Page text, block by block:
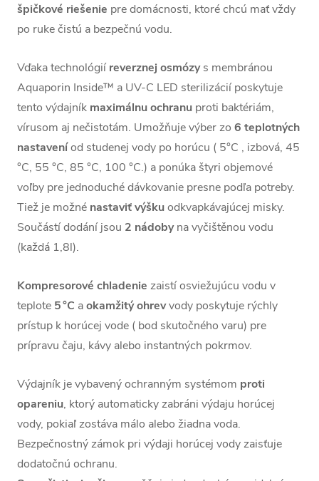
špičkové riešenie pre domácnosti, ktoré chcú mať vždy
po ruke čistú a bezpečnú vodu.
Vďaka technológií reverznej osmózys membránou
Aquaporin Inside™ a UV-C LED sterilizácií poskytuje
tento výdajník maximálnuochranu proti baktériám,
vírusom aj nečistotám. Umožňuje výber zo 6 teplotných
nastaveníod studenej vody po horúcu ( 5°C , izbová, 45
°C, 55 °C, 85 °C, 100 °C.) a ponúka štyri objemové
voľby pre jednoduché dávkovanie presne podľa potreby.
Tiež je možné nastaviť výškuodkvapkávajúcej misky.
Součástí dodání jsou 2 nádobyna vyčištěnou vodu
(každá 1,8l).
Kompresorové chladenie zaistí osviežujúcu vodu v
teplote 5 °C aokamžitýohrevvody poskytuje rýchly
prístup k horúcej vode ( bod skutočného varu) pre
prípravu čaju, kávy alebo instantných pokrmov.
Výdajník je vybavený ochranným systémom proti
opareniu, ktorý automaticky zabráni výdaju horúcej
vody, pokiaľ zostáva málo alebo žiadna voda.
Bezpečnostný zámok pri výdaji horúcej vody zaisťuje
dodatočnú ochranu.